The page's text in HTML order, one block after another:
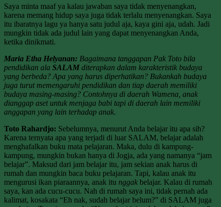
Saya minta maaf ya kalau jawaban saya tidak menyenangkan,
karena memang hidup saya juga tidak terlalu menyenangkan. Saya
itu ibaratnya lagu ya hanya satu judul aja, kaya gini aja, udah. Jadi
mungkin tidak ada judul lain yang dapat menyenangkan Anda,
ketika dinikmati.
Maria Etha Helyanan: Bagaimana tanggapan Pak Toto bila
pendidikan ala SALAMditerapkan dalam karakteristik budaya
yang berbeda? Apa yang harus diperhatikan? Bukankah budaya
juga turut memengaruhi pendidikan dan tiap daerah memiliki
budaya masing-masing? Contohnya di daerah Wamena, anak
dianggap aset untuk menjaga babi tapi di daerah lain memiliki
anggapan yang lain terhadap anak.
Toto Rahardjo: Sebelumnya, menurut Anda belajar itu apa sih?
Karena ternyata apa yang terjadi di luar SALAM, belajar adalah
menghafalkan buku mata pelajaran. Maka, dulu di kampung-
kampung, mungkin bukan hanya di Jogja, ada yang namanya “jam
belajar”. Maksud dari jam belajar itu, jam sekian anak harus di
rumah dan mungkin baca buku pelajaran. Tapi, kalau anak itu
mengurusi ikan piaraannya, anak itu nggak belajar. Kalau di rumah
saya, kan ada cucu-cucu. Nah di rumah saya ini, tidak pernah ada
kalimat, kosakata “Eh nak, sudah belajar belum?” di SALAM juga